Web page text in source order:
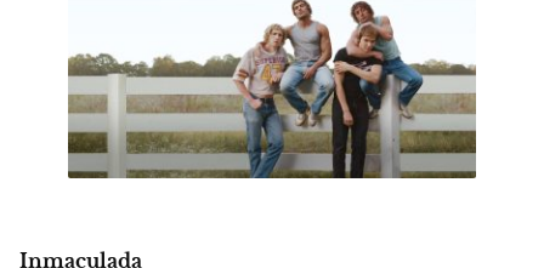
Inmaculada